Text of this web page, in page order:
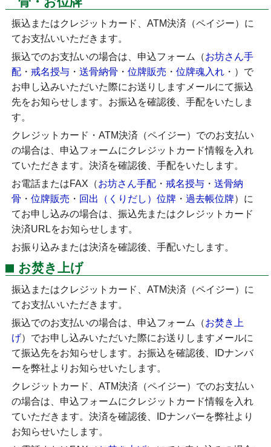
振込またはクレジットカード、ATM決済（ペイジー）に
てお支払いいただきます。
振込でのお支払いの場合は、申込フォーム（お坊さん手
配 ・戒名授与 ・送骨納骨 ・位牌販売 ・位牌魂入れ ・ ）で
お申し込みいただいた際にお送りしますメールにて振込
先をお知らせします。お振込を確認後、手配をいたしま
す。
クレジットカード・ATM決済（ペイジー）でのお支払い
の場合は、申込フォームにクレジットカード情報を入れ
ていただきます。決済を確認後、手配をいたします。
お電話またはFAX（お坊さん手配 ・戒名授与 ・送骨納
骨 ・位牌販売 ・ 回出（くりだし）位牌 ・過去帳位牌）に
てお申し込みの場合は、振込先またはクレジットカード
決済URLをお知らせします。
お振り込みまたは決済を確認後、手配いたします。
お焚き上げ
振込またはクレジットカード、ATM決済（ペイジー）に
てお支払いいただきます。
振込でのお支払いの場合は、申込フォーム（お焚き上
げ）でお申し込みいただいた際にお送りしますメールに
て振込先をお知らせします。お振込を確認後、IDナンバ
ーを弊社よりお知らせいたします。
クレジットカード、ATM決済（ペイジー）でのお支払い
の場合は、申込フォームにクレジットカード情報を入れ
ていただきます。決済を確認後、IDナンバーを弊社より
お知らせいたします。